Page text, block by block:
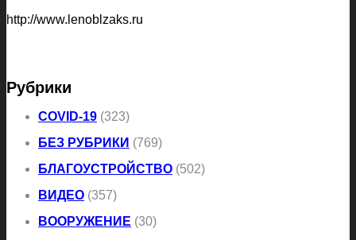
http://www.lenoblzaks.ru
Рубрики
COVID-19 (323)
БЕЗ РУБРИКИ (769)
БЛАГОУСТРОЙСТВО (502)
ВИДЕО (357)
ВООРУЖЕНИЕ (30)